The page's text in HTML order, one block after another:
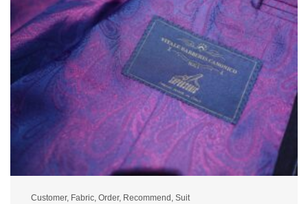
Customer, Fabric, Order, Recommend , Suit